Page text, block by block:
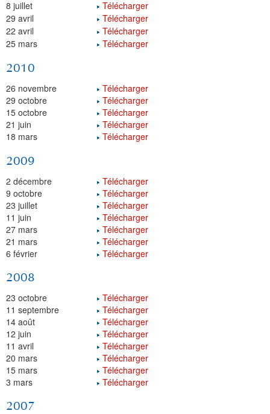
8 juillet
Télécharger
29 avril
Télécharger
22 avril
Télécharger
25 mars
Télécharger
2010
26 novembre
Télécharger
29 octobre
Télécharger
15 octobre
Télécharger
21 juin
Télécharger
18 mars
Télécharger
2009
2 décembre
Télécharger
9 octobre
Télécharger
23 juillet
Télécharger
11 juin
Télécharger
27 mars
Télécharger
21 mars
Télécharger
6 février
Télécharger
2008
23 octobre
Télécharger
11 septembre
Télécharger
14 août
Télécharger
12 juin
Télécharger
11 avril
Télécharger
20 mars
Télécharger
15 mars
Télécharger
3 mars
Télécharger
2007